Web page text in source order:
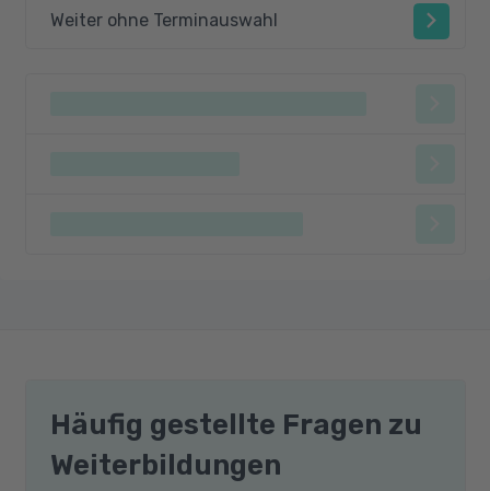
Weiter ohne Terminauswahl
Häufig gestellte Fragen zu
Weiterbildungen